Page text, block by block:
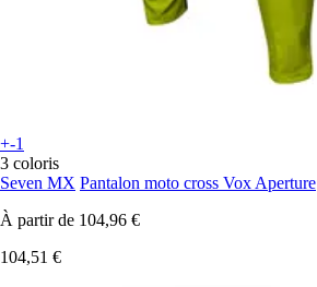
+-1
3 coloris
Seven MX Pantalon moto cross Vox Aperture
À partir de 104,96 €
104,51 €